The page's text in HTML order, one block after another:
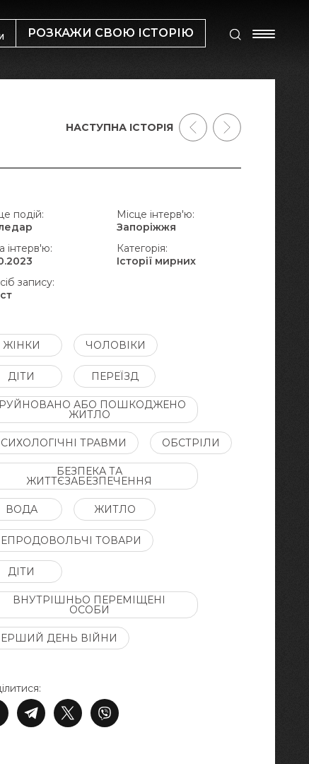
РОЗКАЖИ СВОЮ ІСТОРІЮ
подій:
Місце інтерв'ю:
Запоріжжя
інтерв'ю:
Категорія:
Історії мирних
запису:
ЖІНКИ ЧОЛОВІКИ
ДІТИ ПЕРЕЇЗД
АБО ПОШКОДЖЕНО
ЖИТЛО
ТРАВМИ ОБСТРІЛИ
БЕЗПЕКА ТА
ЖИТТЄЗАБЕЗПЕЧЕННЯ
ВОДА ЖИТЛО
ТОВАРИ
ДІТИ
ВНУТРІШНЬО ПЕРЕМІЩЕНІ
ОСОБИ
ДЕНЬ ВІЙНИ
НАСТУПНА ІСТОРІЯ